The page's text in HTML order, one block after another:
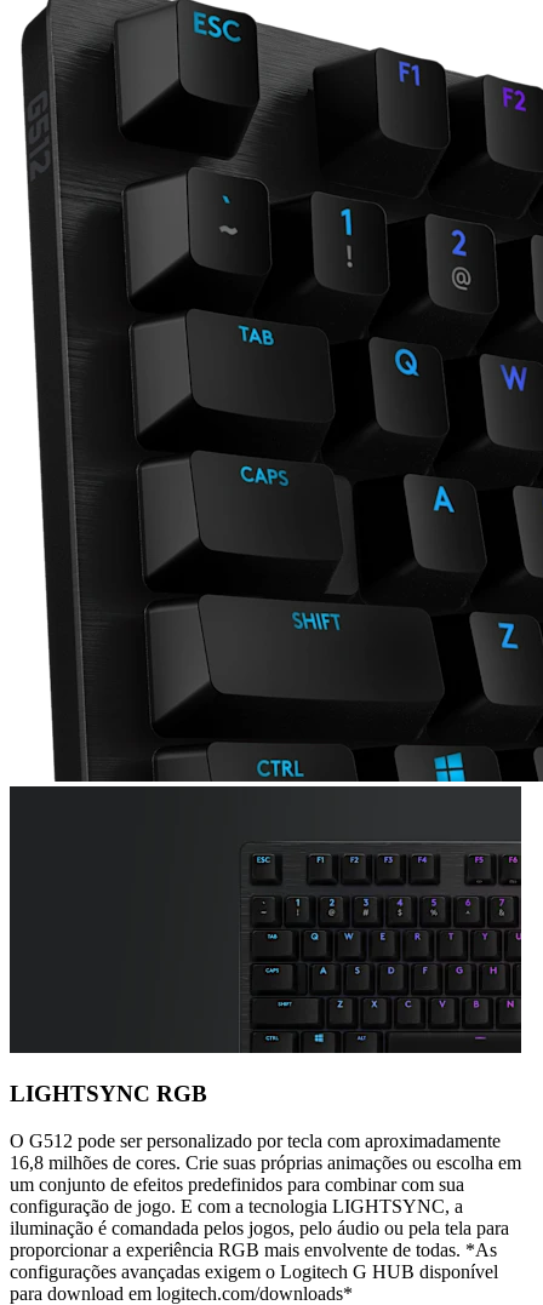
LIGHTSYNC RGB
O G512 pode ser personalizado por tecla com aproximadamente
16,8 milhões de cores. Crie suas próprias animações ou escolha em
um conjunto de efeitos predefinidos para combinar com sua
configuração de jogo. E com a tecnologia LIGHTSYNC, a
iluminação é comandada pelos jogos, pelo áudio ou pela tela para
proporcionar a experiência RGB mais envolvente de todas. *As
configurações avançadas exigem o Logitech G HUB disponível
para download em logitech.com/downloads*